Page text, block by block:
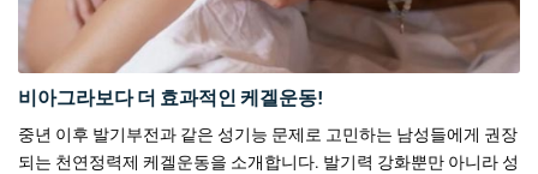
비아그라보다 더 효과적인 케겔운동!
중년 이후 발기부전과 같은 성기능 문제로 고민하는 남성들에게 권장
되는 천연정력제 케겔운동을 소개합니다. 발기력 강화뿐만 아니라 성